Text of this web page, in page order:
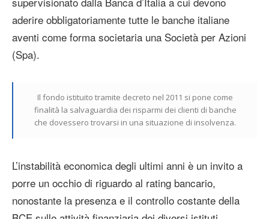
aderire obbligatoriamente tutte le banche italiane
aventi come forma societaria una Società per Azioni
(Spa).
Il fondo istituito tramite decreto nel 2011 si pone come
finalità la salvaguardia dei risparmi dei clienti di banche
che dovessero trovarsi in una situazione di insolvenza.
L’instabilità economica degli ultimi anni è un invito a
porre un occhio di riguardo al rating bancario,
nonostante la presenza e il controllo costante della